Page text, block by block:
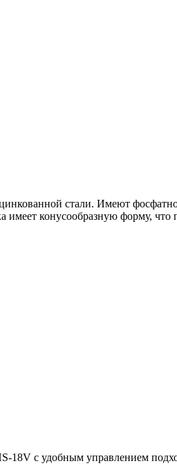
стали. Имеют
конусообразную форму, что
18V с удобным управлением